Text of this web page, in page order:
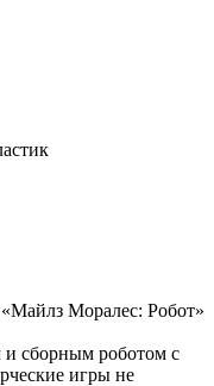
Моралес: Робот»
сборным роботом с
игры не